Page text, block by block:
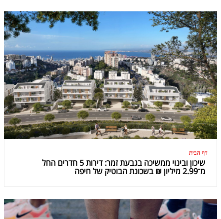
דף הבית
שיכון ובינוי ממשיכה בגבעת זמר: דירות 5 חדרים החל
מ־2.99 מיליון ₪ בשכונת הבוטיק של חיפה